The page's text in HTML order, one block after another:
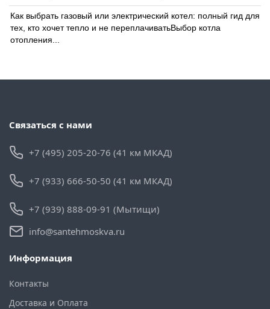
Как выбрать газовый или электрический котел: полный гид для
тех, кто хочет тепло и не переплачиватьВыбор котла
отопления...
Связаться с нами
+7 (495) 205-20-76 (41 км МКАД)
+7 (933) 666-50-50 (41 км МКАД)
+7 (939) 888-09-91 (Мытищи)
info@santehmoskva.ru
Информация
Контакты
Доставка и Оплата